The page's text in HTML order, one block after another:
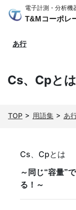
電子計測・分析機
T&Mコーポレ
あ行
Cs、Cpとは
TOP 用語集 あ
Cs、Cpとは
～同じ“容量”
る！～